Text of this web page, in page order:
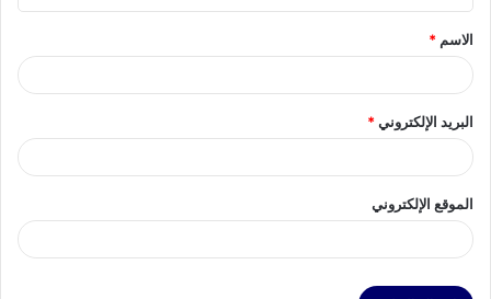
ق
*
الاسم *
البريد الإلكتروني*
الموقع الإلكتروني